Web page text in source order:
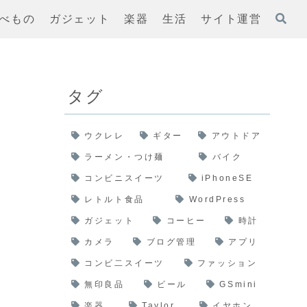
もの ガジェット 楽器 生活 サイト運営
タグ
ウクレレ ギター アウトドア
ラーメン・つけ麺 バイク
コンビニスイーツ iPhoneSE
レトルト食品 WordPress
ガジェット コーヒー 時計
カメラ ブログ管理 アプリ
コンビ二スイーツ ファッション
無印良品 ビール GSmini